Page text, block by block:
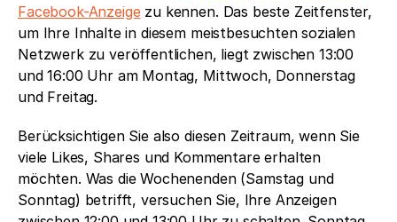
Facebook-Anzeige zu kennen. Das beste Zeitfenster,
um Ihre Inhalte in diesem meistbesuchten sozialen
Netzwerk zu veröffentlichen, liegt zwischen 13:00
und 16:00 Uhr am Montag, Mittwoch, Donnerstag
und Freitag.
Berücksichtigen Sie also diesen Zeitraum, wenn Sie
viele Likes, Shares und Kommentare erhalten
möchten. Was die Wochenenden (Samstag und
Sonntag) betrifft, versuchen Sie, Ihre Anzeigen